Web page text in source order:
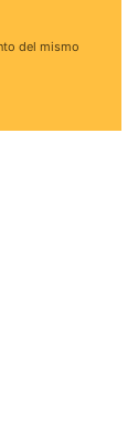
del mismo